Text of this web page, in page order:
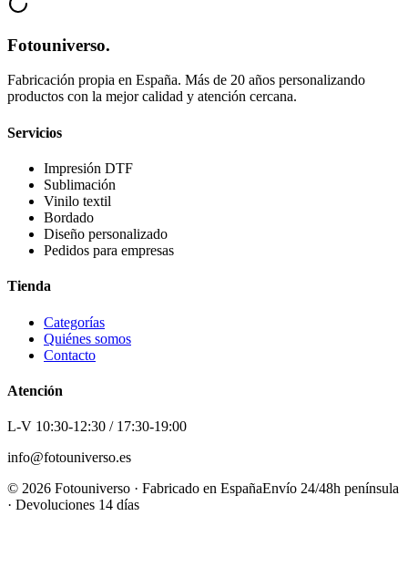
Fotouniverso.
Fabricación propia en España. Más de 20 años personalizando
productos con la mejor calidad y atención cercana.
Servicios
Impresión DTF
Sublimación
Vinilo textil
Bordado
Diseño personalizado
Pedidos para empresas
Tienda
Categorías
Quiénes somos
Contacto
Atención
L-V 10:30-12:30 / 17:30-19:00
info@fotouniverso.es
© 2026 Fotouniverso · Fabricado en EspañaEnvío 24/48h península
· Devoluciones 14 días